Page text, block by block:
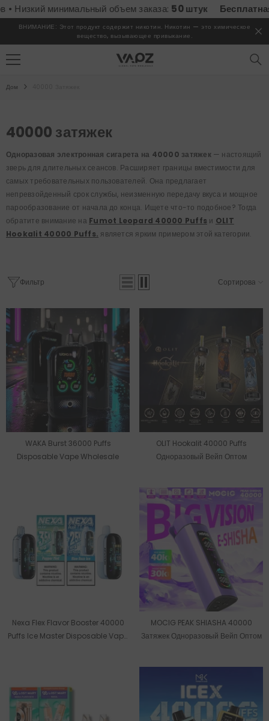
объем заказа:50 штук Бесплатная доставка
ВНИМАНИЕ: Этот продукт содержит никотин. Никотин — это химическое
вещество, вызывающее привыкание.
Дом
40000 затяжек
Одноразовая электронная сигарета на 40000 затяжек— настоящий
зверь для длительных сеансов. Расширяет границы вместимости для
самых требовательных пользователей. Она предлагает
непревзойденный срок службы, неизменную передачу вкуса и мощное
парообразование от начала до конца. Ищете что-то подобное? Тогда
обратите внимание на Fumot Leopard 40000 Puffs и OLIT
Hookalit 40000 Puffs. является ярким примером этой категории.
Фильтр Сортировать
WAKA Burst 36000 Puffs
Disposable Vape Wholesale
OLIT Hookalit 40000 Puffs
Одноразовый Вейп Оптом
Nexa Flex Flavor Booster 40000
Puffs Ice Master Disposable Vape
MOCIG PEAK SHIASHA 40000
Затяжек Одноразовый Вейп Оптом